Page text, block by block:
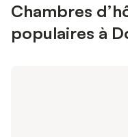
Chambres
populaires à